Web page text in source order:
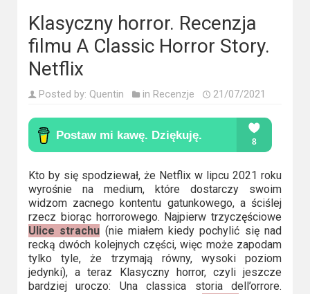
polskie
Komedie
Południowa
Filmy
oparte
na
faktach
Thrillery
Streaming
Amazon
Klasyczny horror. Recenzja
filmu A Classic Horror Story.
Netflix
Posted by: Quentin in Recenzje 21/07/2021
Kto by się spodziewał, że Netflix w lipcu 2021 roku
wyrośnie na medium, które dostarczy swoim
widzom zacnego kontentu gatunkowego, a ściślej
rzecz biorąc horrorowego. Najpierw trzyczęściowe
Ulice strachu (nie miałem kiedy pochylić się nad
recką dwóch kolejnych części, więc może zapodam
tylko tyle, że trzymają równy, wysoki poziom
jedynki), a teraz Klasyczny horror, czyli jeszcze
bardziej uroczo: Una classica storia dell’orrore.